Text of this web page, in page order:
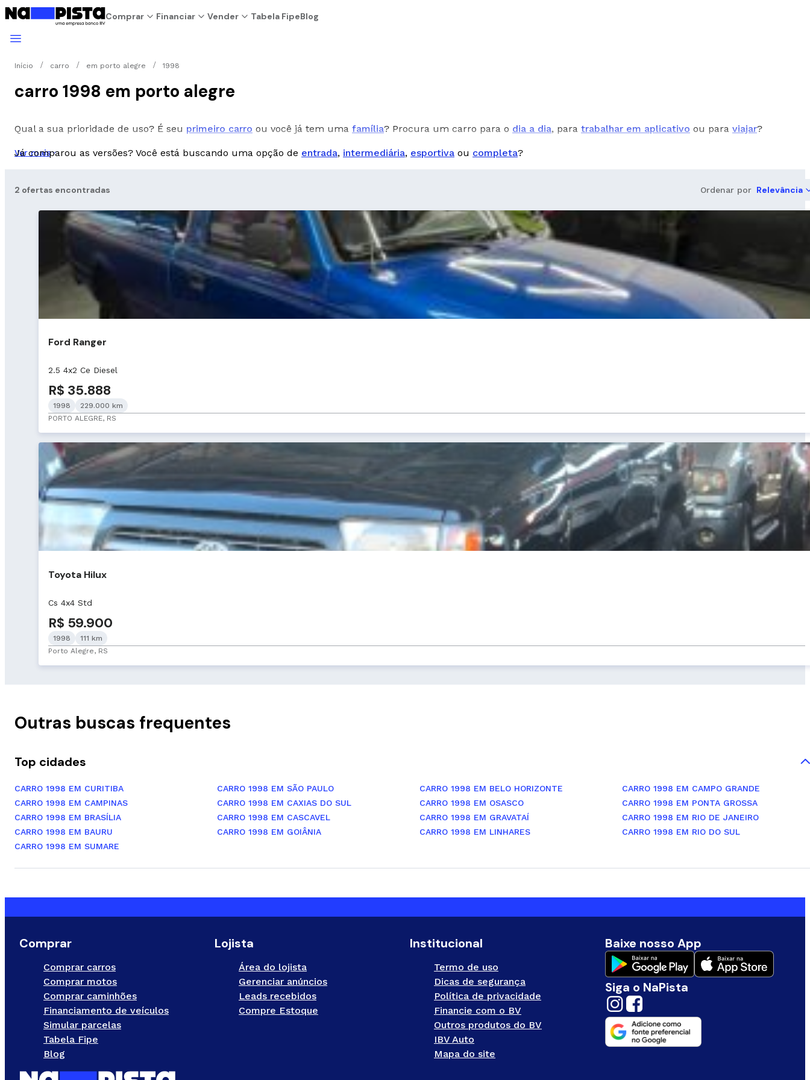
Comprar Financiar Vender Tabela FipeBlog
Início carro em porto alegre 1998
carro 1998 em porto alegre
Qual a sua prioridade de uso? É seu primeiro carro ou você já tem uma família? Procura um carro para o dia a dia, para trabalhar em aplicativo ou para viajar?
Já comparou as versões? Você está buscando uma opção de entrada, intermediária, esportiva ou completa?
Ver mais
2 ofertas encontradas Ordenar por Relevância
Ford Ranger
2.5 4x2 Ce Diesel
R$ 35.888
1998
229.000 km
PORTO ALEGRE, RS
Toyota Hilux
Cs 4x4 Std
R$ 59.900
1998
111 km
Porto Alegre, RS
Outras buscas frequentes
Top cidades
CARRO 1998 EM CURITIBA CARRO 1998 EM SÃO PAULO CARRO 1998 EM BELO HORIZONTE
CARRO 1998 EM CAMPO GRANDE
CARRO 1998 EM CAMPINAS
CARRO 1998 EM CAXIAS DO SUL CARRO 1998 EM OSASCO
CARRO 1998 EM PONTA GROSSA
CARRO 1998 EM BRASÍLIA
CARRO 1998 EM CASCAVEL CARRO 1998 EM GRAVATAÍ
CARRO 1998 EM RIO DE JANEIRO
CARRO 1998 EM BAURU
CARRO 1998 EM GOIÂNIA CARRO 1998 EM LINHARES
CARRO 1998 EM RIO DO SUL
CARRO 1998 EM SUMARE
Comprar
Comprar carros
Comprar motos
Comprar caminhões
Financiamento de veículos
Simular parcelas
Tabela Fipe
Blog
Lojista
Área do lojista
Gerenciar anúncios
Leads recebidos
Compre Estoque
Institucional
Termo de uso
Dicas de segurança
Política de privacidade
Financie com o BV
Outros produtos do BV
IBV Auto
Mapa do site
Baixe nosso App
Siga o NaPista